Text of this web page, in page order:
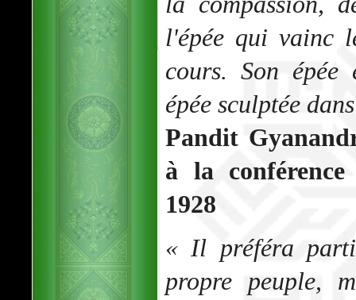
l'épée qui vainc
cours. Son épée
épée sculptée
Pandit
à la
1928
« Il préféra
propre peuple,